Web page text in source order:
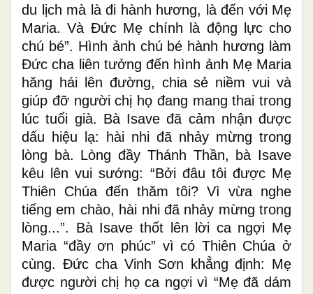
du lịch mà là đi hành hương, là đến với Mẹ
Maria. Và Đức Mẹ chính là động lực cho
chú bé”. Hình ảnh chú bé hành hương làm
Đức cha liên tưởng đến hình ảnh Mẹ Maria
hăng hái lên đường, chia sẻ niềm vui và
giúp đỡ người chị họ đang mang thai trong
lúc tuổi già. Bà Isave đã cảm nhận được
dấu hiệu lạ: hài nhi đã nhảy mừng trong
lòng bà. Lòng đầy Thánh Thần, bà Isave
kêu lên vui sướng: “Bởi đâu tôi được Mẹ
Thiên Chúa đến thăm tôi? Vì vừa nghe
tiếng em chào, hài nhi đã nhảy mừng trong
lòng...”. Bà Isave thốt lên lời ca ngợi Mẹ
Maria “đầy ơn phúc” vì có Thiên Chúa ở
cùng. Đức cha Vinh Sơn khẳng định: Mẹ
được người chị họ ca ngợi vì “Mẹ đã dám